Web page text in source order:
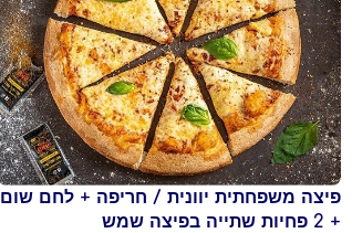
פיצה משפחתית יוונית / חריפה + לחם שום
+ 2 פחיות שתייה בפיצה שמש